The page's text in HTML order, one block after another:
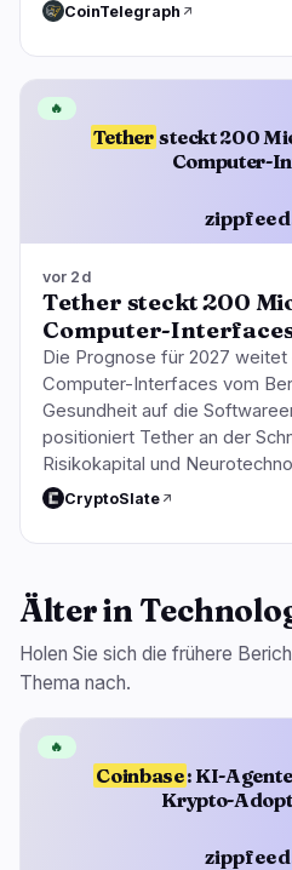
CoinTelegraph
Tether steckt 200
Computer-
🔥
vor 2d
Tether steckt 200
Computer-
Die Prognose für 2027 weitet
Computer-Interfaces vom
Gesundheit auf die
positioniert Tether an der
Risikokapital und
CryptoSlate
Älter in
Holen Sie sich die frühere
Thema nach.
Coinbase: KI-
Krypto-
🔥